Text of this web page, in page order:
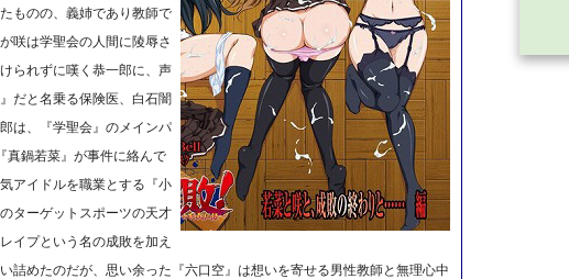
ものの、義姉であり教師で
咲は学聖会の人間に陵辱さ
られずに嘆く恭一郎に、声
だと名乗る保険医、白石闇
は、『学聖会』のメインパ
真鍋若菜』が事件に絡んで
アイドルを職業とする『小
ターゲットスポーツの天才
イプという名の成敗を加え
詰めたのだが、思い余った『六口空』は想いを寄せる男性教師と無理心中